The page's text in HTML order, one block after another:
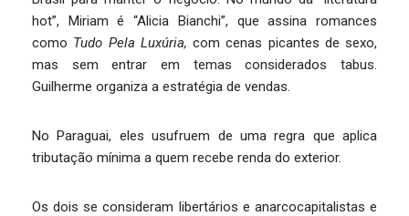
hot”, Miriam é “Alicia Bianchi”, que assina romances
como Tudo Pela Luxúria, com cenas picantes de sexo,
mas sem entrar em temas considerados tabus.
Guilherme organiza a estratégia de vendas.
No Paraguai, eles usufruem de uma regra que aplica
tributação mínima a quem recebe renda do exterior.
Os dois se consideram libertários e anarcocapitalistas e